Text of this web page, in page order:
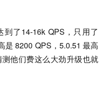
了14-16k QPS，只用了
是 8200 QPS，5.0.51 最高
他们费这么大劲升级也就